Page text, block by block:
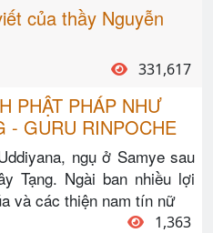
của thầy Nguyễn
331,617
PHẬT PHÁP NHƯ
- GURU RINPOCHE
ngụ ở Samye sau
Tạng. Ngài ban nhiều lợi
và các thiện nam tín nữ
1,363